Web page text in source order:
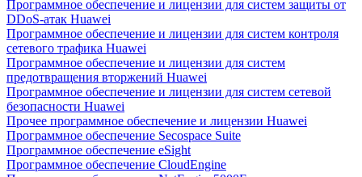
Программное обеспечение и лицензии для систем защиты от
DDoS-атак Huawei
Программное обеспечение и лицензии для систем контроля
сетевого трафика Huawei
Программное обеспечение и лицензии для систем
предотвращения вторжений Huawei
Программное обеспечение и лицензии для систем сетевой
безопасности Huawei
Прочее программное обеспечение и лицензии Huawei
Программное обеспечение Secospace Suite
Программное обеспечение eSight
Программное обеспечение CloudEngine